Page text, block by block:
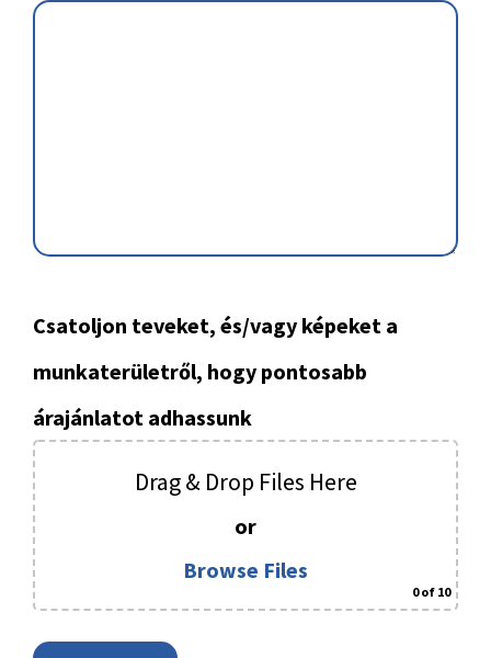
Csatoljon teveket, és/vagy képeket a
munkaterületről, hogy pontosabb
árajánlatot adhassunk
Drag & Drop Files Here
or
Browse Files
0of 10